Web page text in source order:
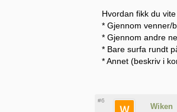
Hvordan fikk du
* Gjennom venner/
* Gjennom andre
* Bare surfa rundt
* Annet (beskriv i
#6
Wiken